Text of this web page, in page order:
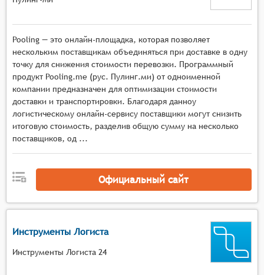
Pooling — это онлайн-площадка, которая позволяет
нескольким поставщикам объединяться при доставке в одну
точку для снижения стоимости перевозки. Программный
продукт Pooling.me (рус. Пулинг.ми) от одноименной
компании предназначен для оптимизации стоимости
доставки и транспортировки. Благодаря данноу
логистическому онлайн-сервису поставщики могут снизить
итоговую стоимость, разделив общую сумму на несколько
поставщиков, од ...
Официальный сайт
Инструменты Логиста
Инструменты Логиста 24